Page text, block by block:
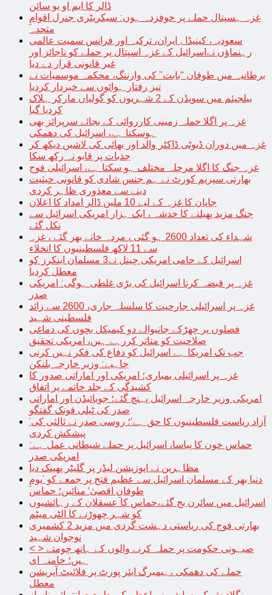
ڈالر کا ایم او یو سائن
غزہ ہسپتال حملے پر خوفزدہ ہوں: سیکریٹری جنرل اقوامِ
متحدہ
سعودیہ، کینیڈا , ایران، ترکیہ اور فرانس سمیت عالمی
رہنماؤں نےاسرائیل کے غزہ اسپتال پر حملے کو ناجائز اور
غیر قانونی قرار دے دیا
برطانیہ میں طوفان “بابت” کی وارننگ، محکمہ موسمیات نے
تیز رفتار ہوائوں سے خبردار کردیا
بیلجیئم میں سویڈن کے 2 شہریوں کو گولیاں مارکر ہلاک
کردیا گیا
غزہ پر اگلا حملہ زمینی کارروائی کے بجائے سرپرائز بھی
ہوسکتا ہے، اسرائیل کی دھمکی
غزہ میں دوران ڈیوٹی ڈاکٹر والد اور بھائی کی لاشیں دیکھ کر
جذبات پر قابو نہ رکھ سکا
غزہ جنگ کا اگلا مرحلہ مختلف ہو سکتا ہے، اسرائیلی فوج
بھارتی سپریم کورٹ نے ہم جنس شادی کو قانونی حیثیت
دینے سے معذوری ظاہر کردی
جاپان کا غزہ کے لیے 10 ملین ڈالر امداد کا اعلان
جنگ مزید پھیلنے کا خدشہ ، ایک ہزار امریکی اسرائیل سے
نکل گئے
شہداء کی تعداد 2600 ہو گئی ، مردہ خانے بھر گئے ، غزہ
سے 11 لاکھ فلسطینیوں کا انخلاء
اسرائیل کے حامی امریکی چینل نے3 مسلمان اینکرز کو
معطل کردیا
غزہ پر قبضہ کرنا اسرائیل کی بڑی غلطی ہوگی: امریکی
صدر
غزہ پر اسرائیلی جارحیت کا سلسلہ جاری، 2600 سے زائد
فلسطینی شہید
فصلوں پر چھڑکے جانیوالے دو کیمیکل بچوں کی دماغی
صلاحیت کو متاثر کررہے ہیں، امریکی تحقیق
جب تک امریکا ہے اسرائیل کو دفاع کی فکر نہیں کرنی
چاہیے: وزیر خارجہ بلنکن
غزہ پر اسرائیلی بمباری؛ امریکی اور اماراتی صدور کا
کشیدگی کے جلد خاتمے پر اتفاق
امریکی وزیر خارجہ اسرائیل پہنچ گئے؛ جوبائیڈن اور اماراتی
صدر کی ٹیلی فونک گفتگو
’آزاد ریاست فلسطینیوں کا حق ہے‘؛ روسی صدر نے ثالثی کی
پیشکش کردی
حماس خون کا پیاسا، اسرائیل پر حملے شیطانی عمل ہے:
امریکی صدر
مظاہرین نے اپوزیشن لیڈر پر گلیٹر پھینک دیا
دنیا بھر کے مسلمان اسرائیل سے عظیم فتح پر جمعے کو ’یومِ
طوفانِ اقصیٰ‘ منائیں؛ حماس
اسرائیل میں سائرن بج گئے،حماس کا عسقلان کے رہائشیوں
کو شہر چھوڑنے کا الٹی میٹم
بھارتی فوج کی ریاستی دہشت گردی میں مزید 2 کشمیری
نوجوان شہید
< > صیہونی حکومت پر حملہ کرنے والوں کے ہاتھ چومتے
ہیں؛ خامنہ ای
حملے کی دھمکی ،ہیمبرگ ایئر پورٹ پر فلائیٹ آپریشن
معطل